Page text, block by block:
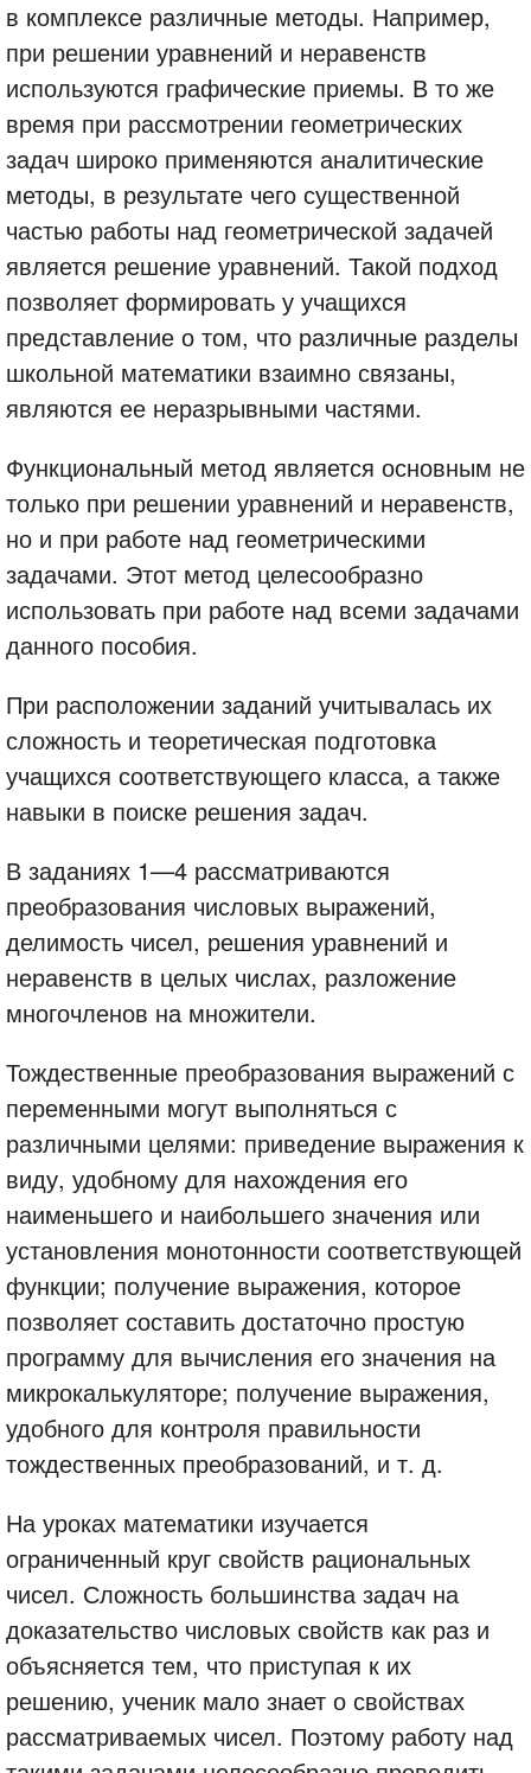
в комплексе различные методы. Например,
при решении уравнений и неравенств
используются графические приемы. В то же
время при рассмотрении геометрических
задач широко применяются аналитические
методы, в результате чего существенной
частью работы над геометрической задачей
является решение уравнений. Такой подход
позволяет формировать у учащихся
представление о том, что различные разделы
школьной математики взаимно связаны,
являются ее неразрывными частями.
Функциональный метод является основным не
только при решении уравнений и неравенств,
но и при работе над геометрическими
задачами. Этот метод целесообразно
использовать при работе над всеми задачами
данного пособия.
При расположении заданий учитывалась их
сложность и теоретическая подготовка
учащихся соответствующего класса, а также
навыки в поиске решения задач.
В заданиях 1—4 рассматриваются
преобразования числовых выражений,
делимость чисел, решения уравнений и
неравенств в целых числах, разложение
многочленов на множители.
Тождественные преобразования выражений с
переменными могут выполняться с
различными целями: приведение выражения к
виду, удобному для нахождения его
наименьшего и наибольшего значения или
установления монотонности соответствующей
функции; получение выражения, которое
позволяет составить достаточно простую
программу для вычисления его значения на
микрокалькуляторе; получение выражения,
удобного для контроля правильности
тождественных преобразований, и т. д.
На уроках математики изучается
ограниченный круг свойств рациональных
чисел. Сложность большинства задач на
доказательство числовых свойств как раз и
объясняется тем, что приступая к их
решению, ученик мало знает о свойствах
рассматриваемых чисел. Поэтому работу над